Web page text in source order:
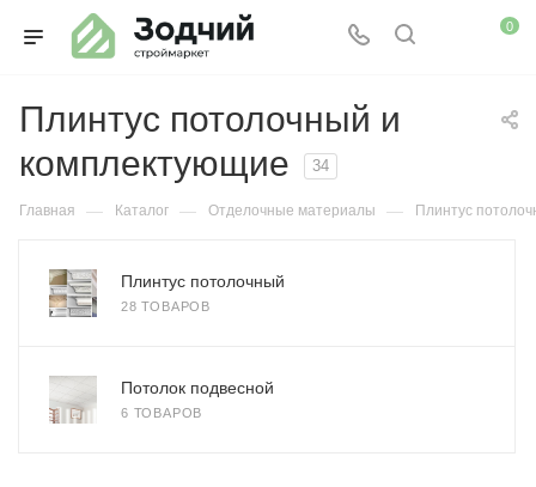
0
Плинтус потолочный и
комплектующие
34
Главная — Каталог — Отделочные материалы — Плинтус
Плинтус потолочный
28 ТОВАРОВ
Потолок подвесной
6 ТОВАРОВ